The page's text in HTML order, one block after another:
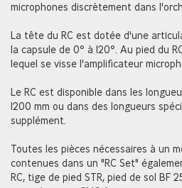
microphones discrètement dans
La tête du RC est dotée d'une
la capsule de 0° à 120°. Au pied du
lequel se visse l'amplificateur
Le RC est disponible dans les
1200 mm ou dans des longueurs
supplément.
Toutes les pièces nécessaires à un
contenues dans un "RC Set"
RC, tige de pied STR, pied de sol BF